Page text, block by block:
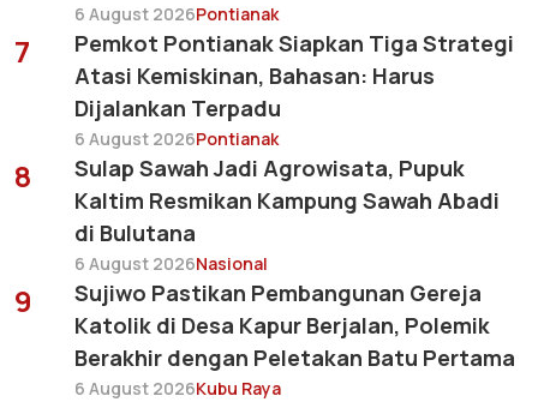
6 August 2026Pontianak
7
Pemkot Pontianak Siapkan Tiga Strategi
Atasi Kemiskinan, Bahasan: Harus
Dijalankan Terpadu
6 August 2026Pontianak
8
Sulap Sawah Jadi Agrowisata, Pupuk
Kaltim Resmikan Kampung Sawah Abadi
di Bulutana
6 August 2026Nasional
9
Sujiwo Pastikan Pembangunan Gereja
Katolik di Desa Kapur Berjalan, Polemik
Berakhir dengan Peletakan Batu Pertama
6 August 2026Kubu Raya